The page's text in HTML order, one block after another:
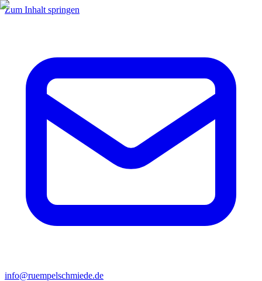
Zum Inhalt springen
info@ruempelschmiede.de